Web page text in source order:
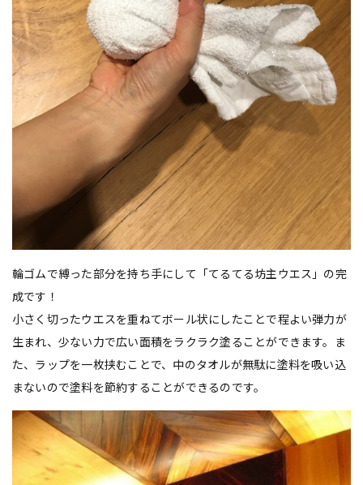
輪ゴムで縛った部分を持ち手にして「てるてる坊主ウエス」の完
成です！
小さく切ったウエスを重ねてボール状にしたことで程よい弾力が
生まれ、少ない力で広い面積をラクラク塗ることができます。ま
た、ラップを一枚挟むことで、中のタオルが無駄に塗料を吸い込
まないので塗料を節約することができるのです。